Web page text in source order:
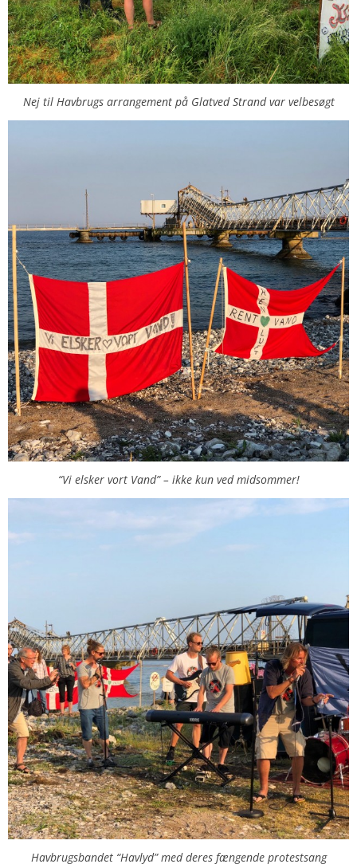
Nej til Havbrugs arrangement på Glatved Strand var velbesøgt
“Vi elsker vort Vand” – ikke kun ved midsommer!
Havbrugsbandet “Havlyd” med deres fængende protestsang